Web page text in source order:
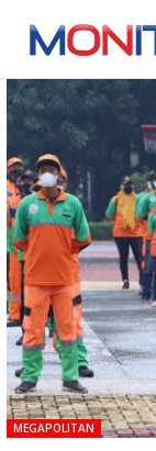
Tag: DLH DKI
MEGAPOLITAN